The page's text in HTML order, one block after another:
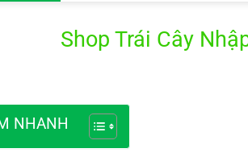
Shop Trái Cây
NHANH